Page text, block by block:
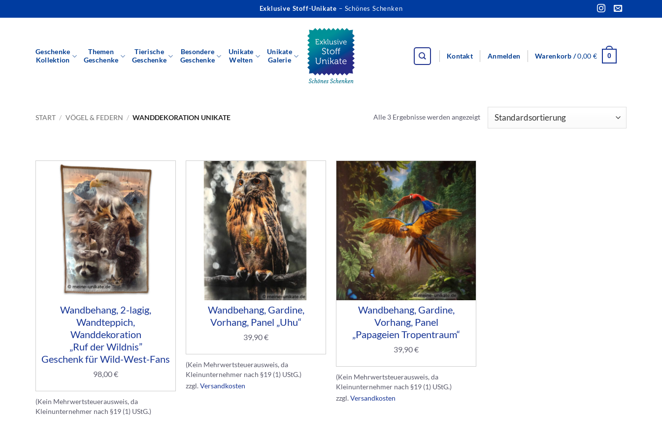
Inhalt
Exklusive Stoff-Unikate – Schönes Schenken
Geschenke
Kollektion
Themen
Geschenke
Tierische
Geschenke
Besondere
Geschenke
Unikate
Welten
Unikate
Galerie
Kontakt Anmelden Warenkorb /0,00 € 0
START / VÖGEL & FEDERN / WANDDEKORATION UNIKATE Alle 3 Ergebnisse werden angezeigt
Wandbehang, 2-lagig,
Wandteppich,
Wanddekoration
„Ruf der Wildnis”
Geschenk für Wild-West-Fans
98,00€
(Kein Mehrwertsteuerausweis, da
Kleinunternehmer nach §19 (1) UStG.)
Wandbehang, Gardine,
Vorhang, Panel „Uhu“
39,90€
(Kein Mehrwertsteuerausweis, da
Kleinunternehmer nach §19 (1) UStG.)
zzgl.Versandkosten
Wandbehang, Gardine,
Vorhang, Panel
„Papageien Tropentraum“
39,90€
(Kein Mehrwertsteuerausweis, da
Kleinunternehmer nach §19 (1) UStG.)
zzgl.Versandkosten